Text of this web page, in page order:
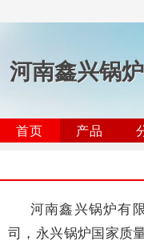
河南鑫兴锅
首页 产品
河南鑫兴锅炉有
司，永兴锅炉国家质